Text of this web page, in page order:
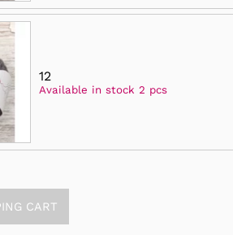
12
Available in stock 2 pcs